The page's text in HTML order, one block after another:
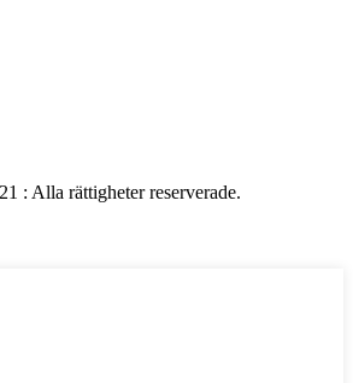
: Alla rättigheter reserverade.